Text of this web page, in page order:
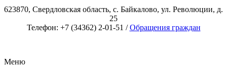
623870, Свердловская область, с. Байкалово, ул. Революции, д.
25
Телефон: +7 (34362) 2-01-51 /Обращения граждан
Меню